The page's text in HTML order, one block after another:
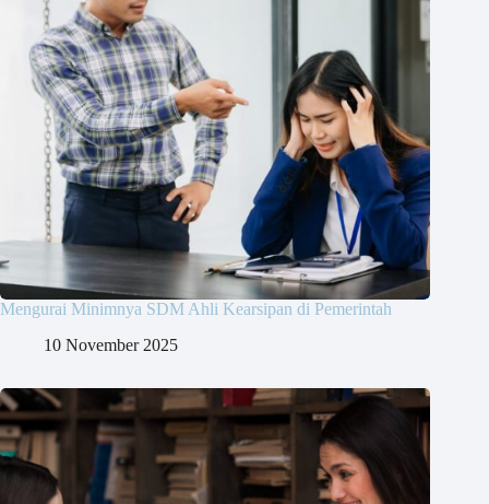
Mengurai Minimnya SDM Ahli Kearsipan di Pemerintah
10 November 2025